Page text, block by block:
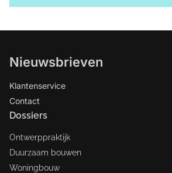
Nieuwsbrieven
Klantenservice
Contact
Dossiers
Ontwerppraktijk
Duurzaam bouwen
Woningbouw